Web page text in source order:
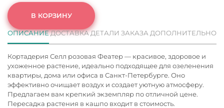
В КОРЗИНУ
ОПИСАНИЕДОСТАВКАДЕТАЛИ ЗАКАЗА ДОПОЛНИТЕЛЬНО
Кортадерия Селл розовая Феатер — красивое, здоровое и
ухоженное растение, идеально подходящее для озеленения
квартиры, дома или офиса в Санкт-Петербурге. Оно
эффективно очищает воздух и создает уютную атмосферу.
Предлагаем вам крепкий экземпляр по отличной цене.
Пересадка растения в кашпо входит в стоимость.